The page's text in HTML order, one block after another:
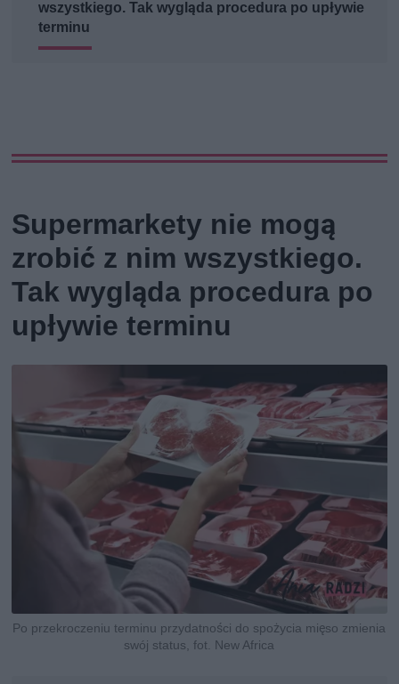
wszystkiego. Tak wygląda procedura po upływie
terminu
Supermarkety nie mogą
zrobić z nim wszystkiego.
Tak wygląda procedura po
upływie terminu
Po przekroczeniu terminu przydatności do spożycia mięso zmienia
swój status, fot. New Africa